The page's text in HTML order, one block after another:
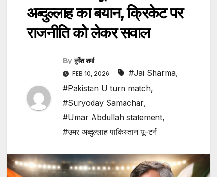
अब्दुल्लाह का बयान, क्रिकेट पर
राजनीति को लेकर सवाल
By दुर्गेश शर्मा
FEB 10, 2026 #Jai Sharma,
#Pakistan U turn match,
#Suryoday Samachar,
#Umar Abdullah statement,
#उमर अब्दुल्लाह पाकिस्तान यू-टर्न